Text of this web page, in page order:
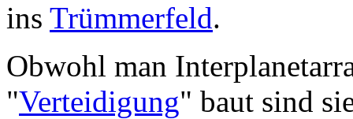
ins Trümmerfeld.
Obwohl man
"Verteidigung" baut sind